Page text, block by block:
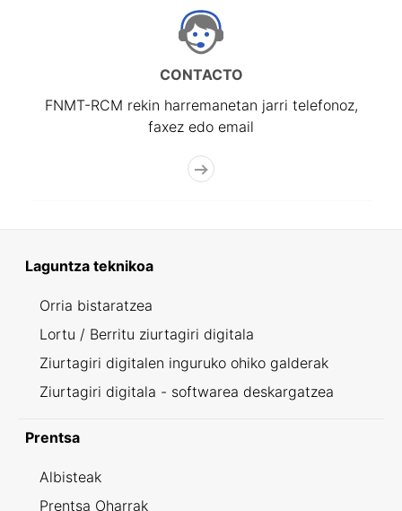
CONTACTO
FNMT-RCM rekin harremanetan jarri telefonoz,
faxez edo email
Laguntza teknikoa
Orria bistaratzea
Lortu / Berritu ziurtagiri digitala
Ziurtagiri digitalen inguruko ohiko galderak
Ziurtagiri digitala - softwarea deskargatzea
Prentsa
Albisteak
Prentsa Oharrak